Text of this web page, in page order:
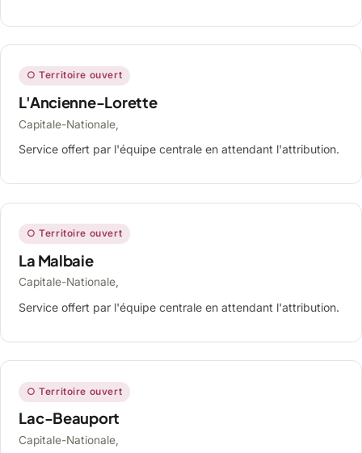
○ Territoire ouvert
L'Ancienne-Lorette
Capitale-Nationale,
Service offert par l'équipe centrale en attendant l'attribution.
○ Territoire ouvert
La Malbaie
Capitale-Nationale,
Service offert par l'équipe centrale en attendant l'attribution.
○ Territoire ouvert
Lac-Beauport
Capitale-Nationale,